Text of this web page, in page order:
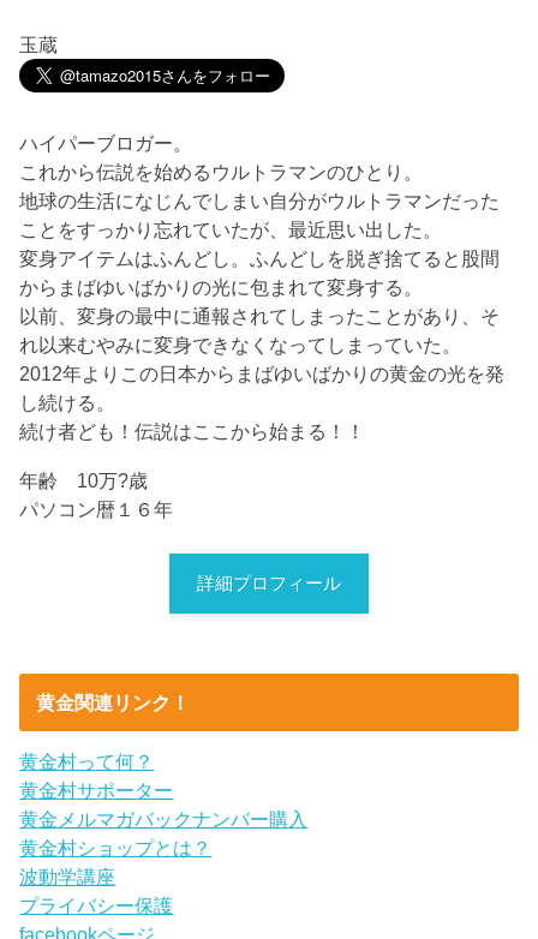
玉蔵
ハイパーブロガー。
これから伝説を始めるウルトラマンのひとり。
地球の生活になじんでしまい自分がウルトラマンだった
ことをすっかり忘れていたが、最近思い出した。
変身アイテムはふんどし。ふんどしを脱ぎ捨てると股間
からまばゆいばかりの光に包まれて変身する。
以前、変身の最中に通報されてしまったことがあり、そ
れ以来むやみに変身できなくなってしまっていた。
2012年よりこの日本からまばゆいばかりの黄金の光を発
し続ける。
続け者ども！伝説はここから始まる！！
年齢 10万?歳
パソコン暦１６年
詳細プロフィール
黄金関連リンク！
黄金村って何？
黄金村サポーター
黄金メルマガバックナンバー購入
黄金村ショップとは？
波動学講座
プライバシー保護
facebookページ